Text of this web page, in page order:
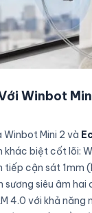
Winbot
Mini 2 và
khác biệt cốt lõi:
cận sát 1mm
sương siêu âm hai
4.0 với khả năng